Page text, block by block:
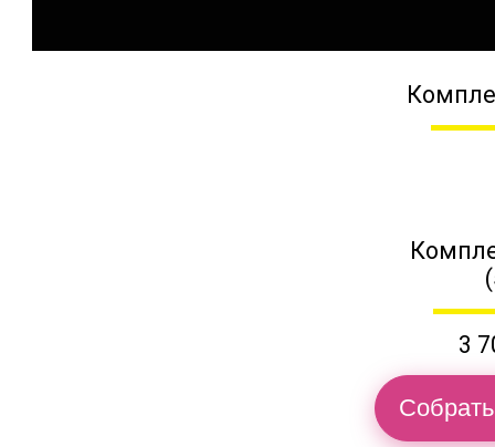
3